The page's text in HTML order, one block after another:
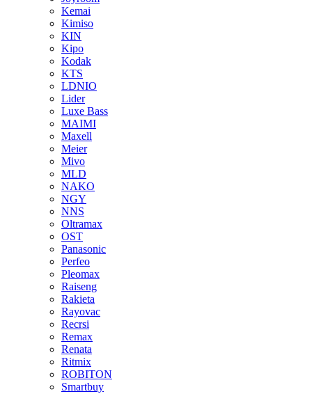
Kemai
Kimiso
KIN
Kipo
Kodak
KTS
LDNIO
Lider
Luxe Bass
MAIMI
Maxell
Meier
Mivo
MLD
NAKO
NGY
NNS
Oltramax
OST
Panasonic
Perfeo
Pleomax
Raiseng
Rakieta
Rayovac
Recrsi
Remax
Renata
Ritmix
ROBITON
Smartbuy